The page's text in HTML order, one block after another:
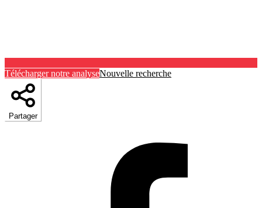
Télécharger notre analyseNouvelle recherche
Partager